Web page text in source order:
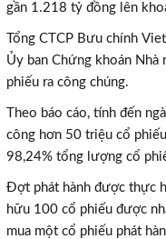
gần 1.218 tỷ đồng lên
Tổng CTCP Bưu chính
Ủy ban Chứng khoán Nhà
phiếu ra công chúng.
Theo báo cáo, tính đến
công hơn 50 triệu cổ
98,24% tổng lượng cổ
Đợt phát hành được thực
hữu 100 cổ phiếu được
mua một cổ phiếu phát